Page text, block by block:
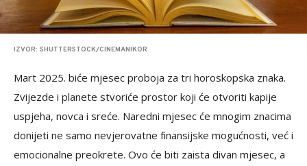
IZVOR: SHUTTERSTOCK/CINEMANIKOR
Mart 2025. biće mjesec proboja za tri horoskopska znaka.
Zvijezde i planete stvoriće prostor koji će otvoriti kapije
uspjeha, novca i sreće. Naredni mjesec će mnogim znacima
donijeti ne samo nevjerovatne finansijske mogućnosti, već i
emocionalne preokrete. Ovo će biti zaista divan mjesec, a